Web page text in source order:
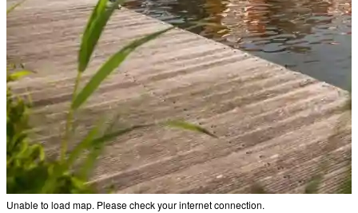
Unable to load map. Please check your internet connection.